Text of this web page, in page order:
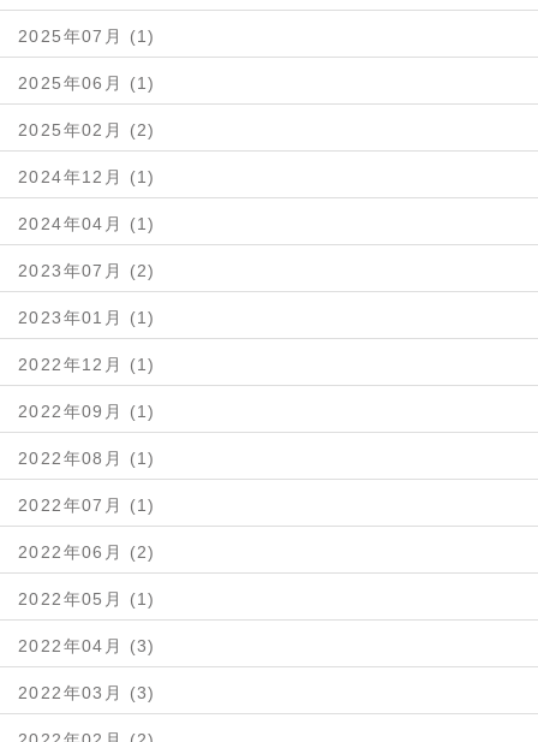
2025年07月 (1)
2025年06月 (1)
2025年02月 (2)
2024年12月 (1)
2024年04月 (1)
2023年07月 (2)
2023年01月 (1)
2022年12月 (1)
2022年09月 (1)
2022年08月 (1)
2022年07月 (1)
2022年06月 (2)
2022年05月 (1)
2022年04月 (3)
2022年03月 (3)